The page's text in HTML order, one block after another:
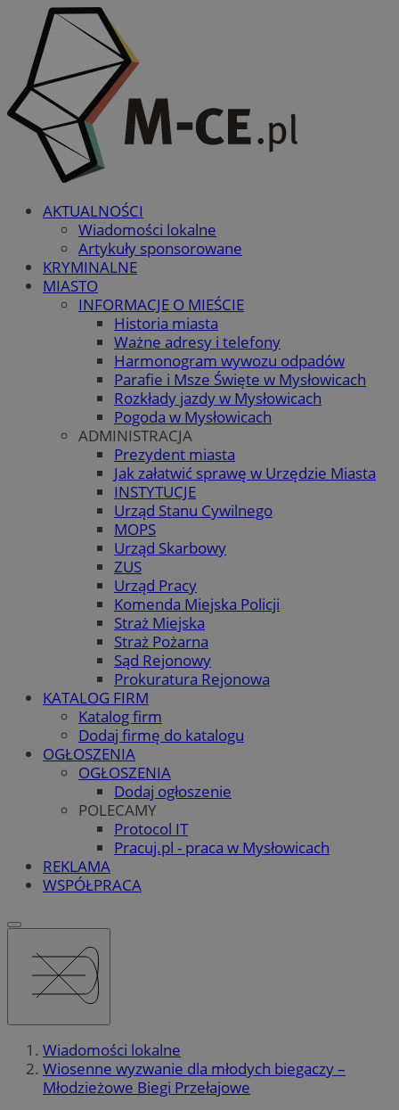
AKTUALNOŚCI
Wiadomości lokalne
Artykuły sponsorowane
KRYMINALNE
MIASTO
INFORMACJE O MIEŚCIE
Historia miasta
Ważne adresy i telefony
Harmonogram wywozu odpadów
Parafie i Msze Święte w Mysłowicach
Rozkłady jazdy w Mysłowicach
Pogoda w Mysłowicach
ADMINISTRACJA
Prezydent miasta
Jak załatwić sprawę w Urzędzie Miasta
INSTYTUCJE
Urząd Stanu Cywilnego
MOPS
Urząd Skarbowy
ZUS
Urząd Pracy
Komenda Miejska Policji
Straż Miejska
Straż Pożarna
Sąd Rejonowy
Prokuratura Rejonowa
KATALOG FIRM
Katalog firm
Dodaj firmę do katalogu
OGŁOSZENIA
OGŁOSZENIA
Dodaj ogłoszenie
POLECAMY
Protocol IT
Pracuj.pl - praca w Mysłowicach
REKLAMA
WSPÓŁPRACA
Wiadomości lokalne
Wiosenne wyzwanie dla młodych biegaczy –
Młodzieżowe Biegi Przełajowe